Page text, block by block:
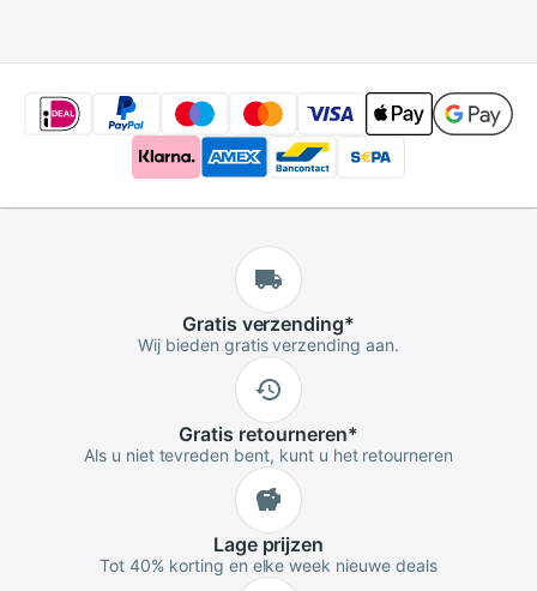
Gratis verzending*
Wij bieden gratis verzending aan.
Gratis retourneren*
Als u niet tevreden bent, kunt u het retourneren
Lageprijzen
Tot 40% korting en elke week nieuwe deals